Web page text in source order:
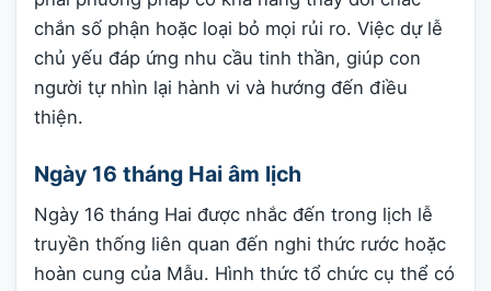
chắn số phận hoặc loại bỏ mọi rủi ro. Việc dự lễ
chủ yếu đáp ứng nhu cầu tinh thần, giúp con
người tự nhìn lại hành vi và hướng đến điều
thiện.
Ngày 16 tháng Hai âm lịch
Ngày 16 tháng Hai được nhắc đến trong lịch lễ
truyền thống liên quan đến nghi thức rước hoặc
hoàn cung của Mẫu. Hình thức tổ chức cụ thể có